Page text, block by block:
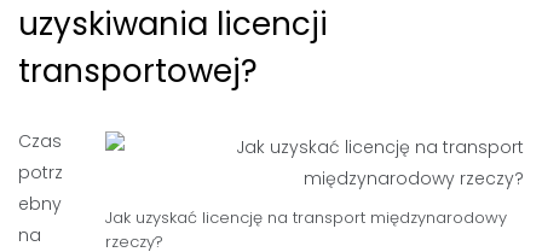
uzyskiwania licencji
transportowej?
Jak uzyskać licencję na transport międzynarodowy
rzeczy?
Czas
potrz
ebny
na